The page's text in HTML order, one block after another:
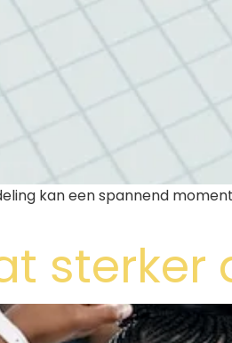
kan een spannend
sterker